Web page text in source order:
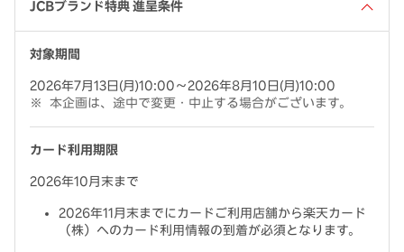
JCBブランド特典 進呈条件
対象期間
2026年7月13日(月)10:00～2026年8月10日(月)10:00
本企画は、途中で変更・中止する場合がございます。
カード利用期限
2026年10月末まで
2026年11月末までにカードご利用店舗から楽天カード
（株）へのカード利用情報の到着が必須となります。